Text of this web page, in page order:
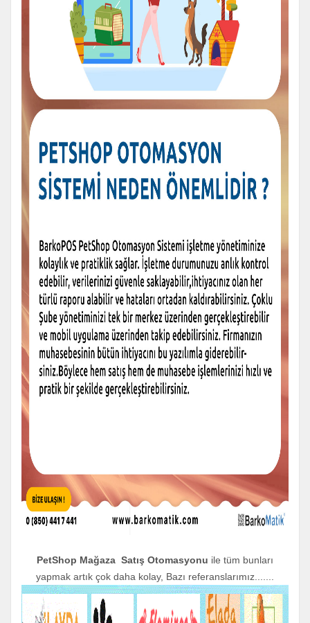
PetShop Mağaza Satış Otomasyonu ile tüm bunları
yapmak artık çok daha kolay, Bazı referanslarımız.......